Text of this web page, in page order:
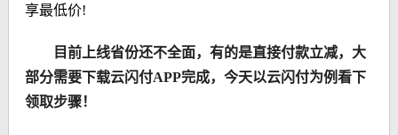
享最低价!
目前上线省份还不全面，有的是直接付款立减，大
部分需要下载云闪付APP完成，今天以云闪付为例看下
领取步骤！